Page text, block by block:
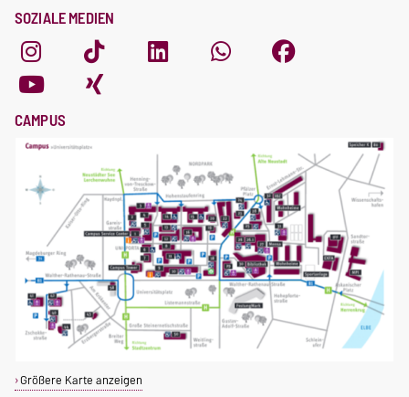
SOZIALE MEDIEN
CAMPUS
Größere Karte anzeigen